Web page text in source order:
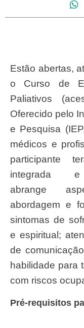
Estão abertas, até o dia 27 de janeiro de 2016,
o Curso de
Paliativos
Oferecido pelo
e Pesquisa
médicos e
participante
integrada
abrange
abordagem e
sintomas de
e espiritual;
de
habilidade para
com riscos
Pré-requisitos